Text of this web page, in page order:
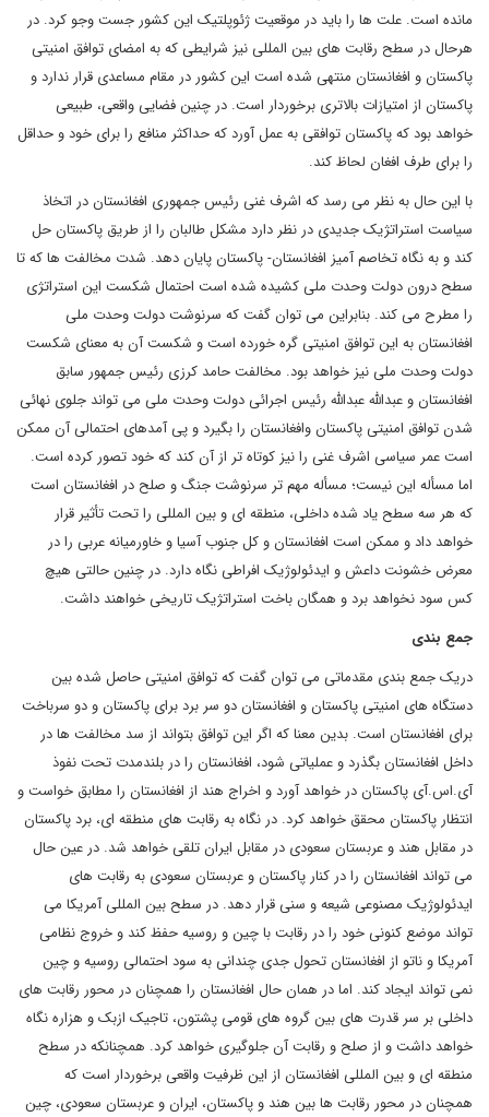
مانده است. علت ها را باید در موقعیت ژئوپلتیک این کشور جست وجو کرد. در
هرحال در سطح رقابت های بین المللی نیز شرایطی که به امضای توافق امنیتی
پاکستان و افغانستان منتهی شده است این کشور در مقام مساعدی قرار ندارد و
پاکستان از امتیازات بالاتری برخوردار است. در چنین فضایی واقعی، طبیعی
خواهد بود که پاکستان توافقی به عمل آورد که حداکثر منافع را برای خود و حداقل
را برای طرف افغان لحاظ کند.
با این حال به نظر می رسد که اشرف غنی رئیس جمهوری افغانستان در اتخاذ
سیاست استراتژیک جدیدی در نظر دارد مشکل طالبان را از طریق پاکستان حل
کند و به نگاه تخاصم آمیز افغانستان- پاکستان پایان دهد. شدت مخالفت ها که تا
سطح درون دولت وحدت ملی کشیده شده است احتمال شکست این استراتژی
را مطرح می کند. بنابراین می توان گفت که سرنوشت دولت وحدت ملی
افغانستان به این توافق امنیتی گره خورده است و شکست آن به معنای شکست
دولت وحدت ملی نیز خواهد بود. مخالفت حامد کرزی رئیس جمهور سابق
افغانستان و عبدالله عبدالله رئیس اجرائی دولت وحدت ملی می تواند جلوی نهائی
شدن توافق امنیتی پاکستان وافغانستان را بگیرد و پی آمدهای احتمالی آن ممکن
است عمر سیاسی اشرف غنی را نیز کوتاه تر از آن کند که خود تصور کرده است.
اما مسأله این نیست؛ مسأله مهم تر سرنوشت جنگ و صلح در افغانستان است
که هر سه سطح یاد شده داخلی، منطقه ای و بین المللی را تحت تأثیر قرار
خواهد داد و ممکن است افغانستان و کل جنوب آسیا و خاورمیانه عربی را در
معرض خشونت داعش و ایدئولوژیک افراطی نگاه دارد. در چنین حالتی هیچ
کس سود نخواهد برد و همگان باخت استراتژیک تاریخی خواهند داشت.
جمع بندی
دریک جمع بندی مقدماتی می توان گفت که توافق امنیتی حاصل شده بین
دستگاه های امنیتی پاکستان و افغانستان دو سر برد برای پاکستان و دو سرباخت
برای افغانستان است. بدین معنا که اگر این توافق بتواند از سد مخالفت ها در
داخل افغانستان بگذرد و عملیاتی شود، افغانستان را در بلندمدت تحت نفوذ
آی.اس.آی پاکستان در خواهد آورد و اخراج هند از افغانستان را مطابق خواست و
انتظار پاکستان محقق خواهد کرد. در نگاه به رقابت های منطقه ای، برد پاکستان
در مقابل هند و عربستان سعودی در مقابل ایران تلقی خواهد شد. در عین حال
می تواند افغانستان را در کنار پاکستان و عربستان سعودی به رقابت های
ایدئولوژیک مصنوعی شیعه و سنی قرار دهد. در سطح بین المللی آمریکا می
تواند موضع کنونی خود را در رقابت با چین و روسیه حفظ کند و خروج نظامی
آمریکا و ناتو از افغانستان تحول جدی چندانی به سود احتمالی روسیه و چین
نمی تواند ایجاد کند. اما در همان حال افغانستان را همچنان در محور رقابت های
داخلی بر سر قدرت های بین گروه های قومی پشتون، تاجیک ازبک و هزاره نگاه
خواهد داشت و از صلح و رقابت آن جلوگیری خواهد کرد. همچنانکه در سطح
منطقه ای و بین المللی افغانستان از این ظرفیت واقعی برخوردار است که
همچنان در محور رقابت ها بین هند و پاکستان، ایران و عربستان سعودی، چین